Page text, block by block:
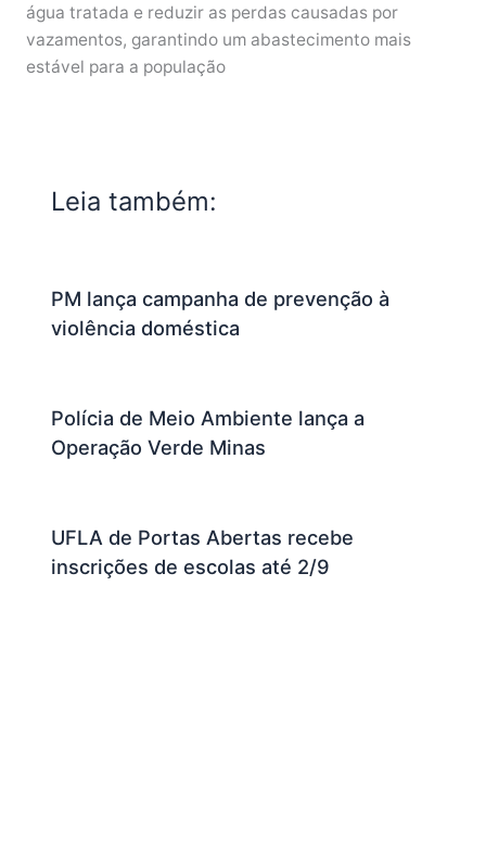
água tratada e reduzir as perdas causadas por
vazamentos, garantindo um abastecimento mais
estável para a população
Leia também:
PM lança campanha de prevenção à
violência doméstica
Polícia de Meio Ambiente lança a
Operação Verde Minas
UFLA de Portas Abertas recebe
inscrições de escolas até 2/9